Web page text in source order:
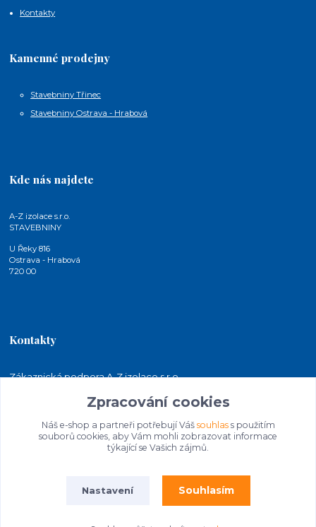
Kontakty
Kamenné prodejny
Stavebniny Třinec
Stavebniny Ostrava - Hrabová
Kde nás najdete
A-Z izolace s.r.o.
STAVEBNINY
U Řeky 816
Ostrava - Hrabová
720 00
Kontakty
Zákaznická podpora A-Z izolace s.r.o.
jakubkaleta@azizolace.cz
Zpracování cookies
Náš e-shop a partneři potřebují Váš souhlass použitím
souborů cookies, aby Vám mohli zobrazovat informace
týkající se Vašich zájmů.
Nastavení Souhlasím